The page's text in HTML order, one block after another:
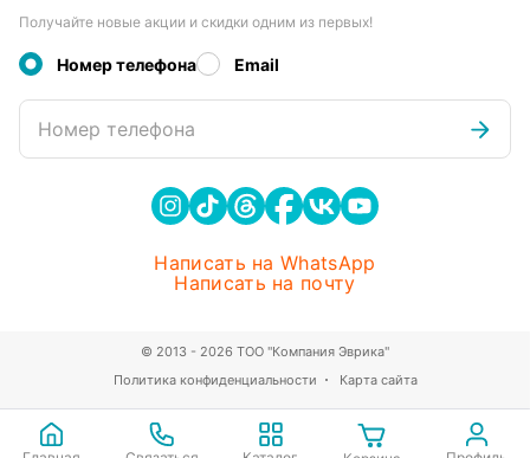
Получайте новые акции и скидки одним из первых!
Номер телефона Email
Номер телефона
Написать на WhatsApp
Написать на почту
Политика конфиденциальности Карта сайта
© 2013 - 2026 ТОО "Компания Эврика"